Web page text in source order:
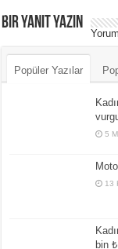
Bir yanıt yazın
Popüler Yazılar
5
13
bin